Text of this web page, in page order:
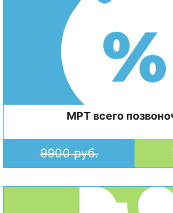
МРТ всего
9900 руб.